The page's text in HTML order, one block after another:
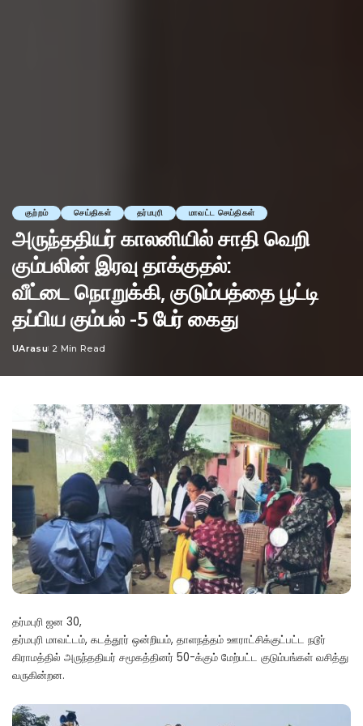
குற்றம் செய்திகள் தர்மபுரி மாவட்ட செய்திகள்
அருந்ததியர் காலனியில் சாதி வெறி
கும்பலின் இரவு தாக்குதல்:
வீட்டை நொறுக்கி, குடும்பத்தை பூட்டி
தப்பிய கும்பல் -5 பேர் கைது
Posted
UArasu 2 Min Read
தர்மபுரி ஜன 30,
தர்மபுரி மாவட்டம், கடத்தூர் ஒன்றியம், தாளநத்தம் ஊராட்சிக்குட்பட்ட நடூர்
கிராமத்தில் அருந்ததியர் சமூகத்தினர் 50-க்கும் மேற்பட்ட குடும்பங்கள் வசித்து
வருகின்றன.